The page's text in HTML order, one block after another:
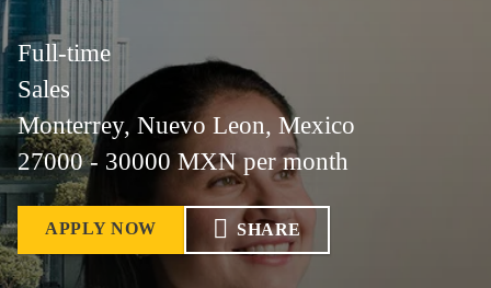
Full-time
Sales
Monterrey, Nuevo Leon, Mexico
27000 - 30000 MXN per month
APPLY NOW SHARE